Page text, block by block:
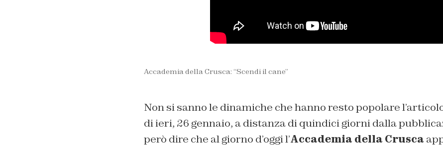
Accademia della Crusca: “Scendi il cane”
Non si sanno le dinamiche che hanno resto popolare
di ieri, 26 gennaio, a distanza di quindici giorni dalla
però dire che al giorno d’oggi l’Accademia della Crusca